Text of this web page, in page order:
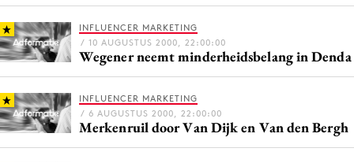
Martech
Media
PR
Programmatic
INFLUENCER MARKETING
/ 10 AUGUSTUS 2000, 22:00:00
Wegener neemt minderheidsbelang in Denda
INFLUENCER MARKETING
/ 6 AUGUSTUS 2000, 22:00:00
Merkenruil door Van Dijk en Van den Bergh